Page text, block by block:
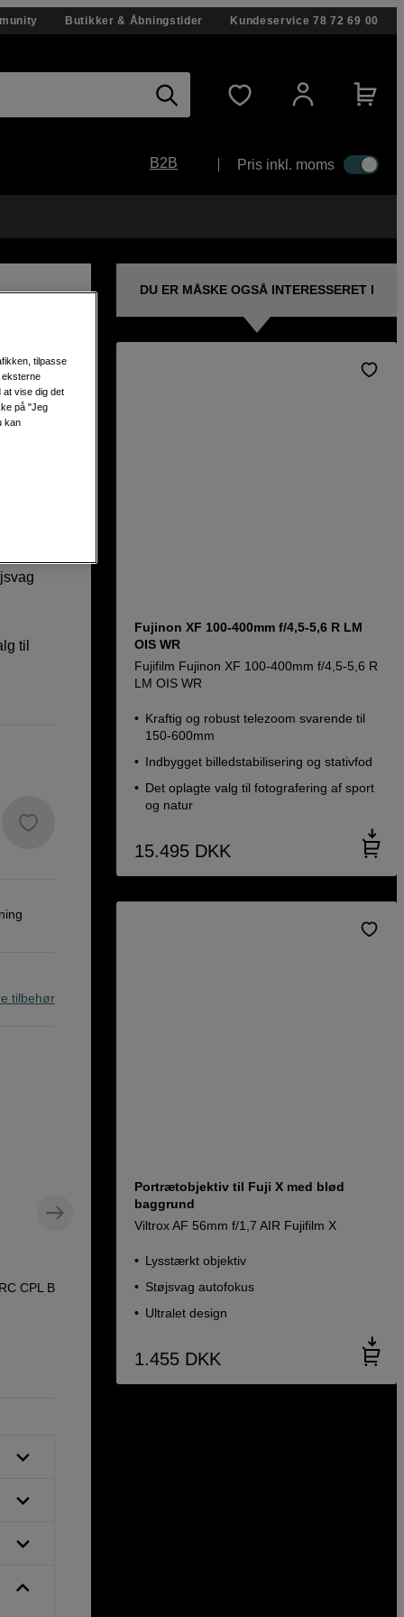
Butikker & Åbningstider Kundeservice 78 72 69 00
B2B Pris inkl. moms
til
tilbehør
CPL B270
Mikrofiberrenseklud – skånsom
DU ER MÅSKE OGSÅ INTERESSERET I
Fujinon XF 100-400mm f/4,5-5,6 R LM
OIS WR
Fujifilm Fujinon XF 100-400mm f/4,5-5,6 R
LM OIS WR
Kraftig og robust telezoom svarende til
150-600mm
Indbygget billedstabilisering og stativfod
Det oplagte valg til fotografering af sport
og natur
15.495 DKK
Portrætobjektiv til Fuji X med blød
baggrund
Viltrox AF 56mm f/1,7 AIR Fujifilm X
Lysstærkt objektiv
Støjsvag autofokus
Ultralet design
1.455 DKK
tilpasse
eksterne
at vise dig det
på "Jeg
kan